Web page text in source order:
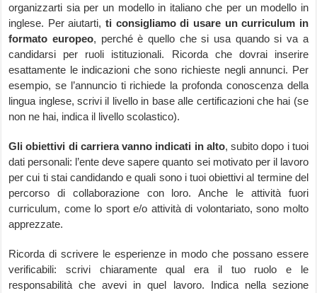
organizzarti sia per un modello in italiano che per un modello in
inglese. Per aiutarti,ti consigliamo di usare un curriculum in
formato europeo, perché è quello che si usa quando si va a
candidarsi per ruoli istituzionali. Ricorda che dovrai inserire
esattamente le indicazioni che sono richieste negli annunci. Per
esempio, se l’annuncio ti richiede la profonda conoscenza della
lingua inglese, scrivi il livello in base alle certificazioni che hai (se
non ne hai, indica il livello scolastico).
Gli obiettivi di carriera vanno indicati in alto, subito dopo i tuoi
dati personali: l’ente deve sapere quanto sei motivato per il lavoro
per cui ti stai candidando e quali sono i tuoi obiettivi al termine del
percorso di collaborazione con loro. Anche le attività fuori
curriculum, come lo sport e/o attività di volontariato, sono molto
apprezzate.
Ricorda di scrivere le esperienze in modo che possano essere
verificabili: scrivi chiaramente qual era il tuo ruolo e le
responsabilità che avevi in quel lavoro. Indica nella sezione